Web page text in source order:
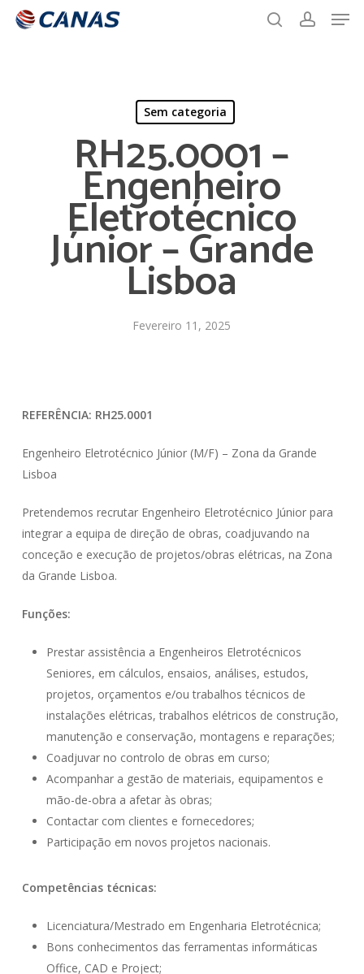
Skip
Sem categoria
RH25.0001 –
Engenheiro
Eletrotécnico
Júnior – Grande
Lisboa
Fevereiro 11, 2025
REFERÊNCIA: RH25.0001
Engenheiro Eletrotécnico Júnior (M/F) – Zona da Grande
Lisboa
Pretendemos recrutar Engenheiro Eletrotécnico Júnior para
integrar a equipa de direção de obras, coadjuvando na
conceção e execução de projetos/obras elétricas, na Zona
da Grande Lisboa.
Funções:
Prestar assistência a Engenheiros Eletrotécnicos
Seniores, em cálculos, ensaios, análises, estudos,
projetos, orçamentos e/ou trabalhos técnicos de
instalações elétricas, trabalhos elétricos de construção,
manutenção e conservação, montagens e reparações;
Coadjuvar no controlo de obras em curso;
Acompanhar a gestão de materiais, equipamentos e
mão-de-obra a afetar às obras;
Contactar com clientes e fornecedores;
Participação em novos projetos nacionais.
Competências técnicas:
Licenciatura/Mestrado em Engenharia Eletrotécnica;
Bons conhecimentos das ferramentas informáticas
Office, CAD e Project;